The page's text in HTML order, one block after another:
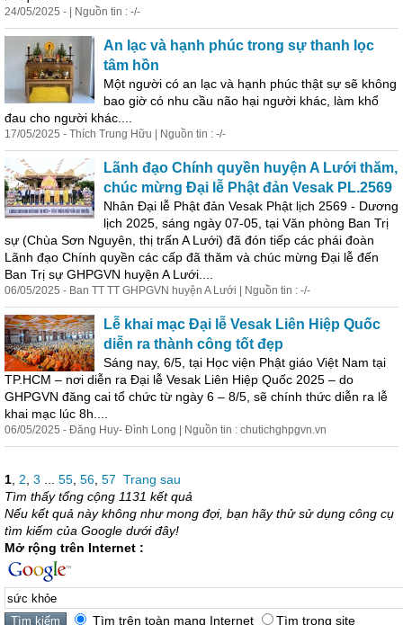
24/05/2025 - | Nguồn tin : -/-
An lạc và hạnh phúc trong sự thanh lọc
tâm hồn
Một người có an lạc và hạnh phúc thật sự sẽ không
bao giờ có nhu cầu não hại người khác, làm khổ
đau cho người khác....
17/05/2025 - Thích Trung Hữu | Nguồn tin : -/-
Lãnh đạo Chính quyền huyện A Lưới thăm,
chúc mừng Đại lễ Phật đản Vesak PL.2569
Nhân Đại lễ Phật đản Vesak Phật lịch 2569 - Dương
lịch 2025, sáng ngày 07-05, tại Văn phòng Ban Trị
sự (Chùa Sơn Nguyên, thị trấn A Lưới) đã đón tiếp các phái đoàn
Lãnh đạo Chính quyền các cấp đã thăm và chúc mừng Đại lễ đến
Ban Trị sự GHPGVN huyện A Lưới....
06/05/2025 - Ban TT TT GHPGVN huyện A Lưới | Nguồn tin : -/-
Lễ khai mạc Đại lễ Vesak Liên Hiệp Quốc
diễn ra thành công tốt đẹp
Sáng nay, 6/5, tại Học viện Phật giáo Việt Nam tại
TP.HCM – nơi diễn ra Đại lễ Vesak Liên Hiệp Quốc 2025 – do
GHPGVN đăng cai tổ chức từ ngày 6 – 8/5, sẽ chính thức diễn ra lễ
khai mạc lúc 8h....
06/05/2025 - Đăng Huy- Đình Long | Nguồn tin : chutichghpgvn.vn
1 2 3 55 56 57 Trang sau
Tìm thấy tổng cộng 1131 kết quả
Nếu kết quả này không như mong đợi, bạn hãy thử sử dụng công cụ
tìm kiếm của Google dưới đây!
Mở rộng trên Internet :
Tìm trên toàn mạng Internet Tìm trong site